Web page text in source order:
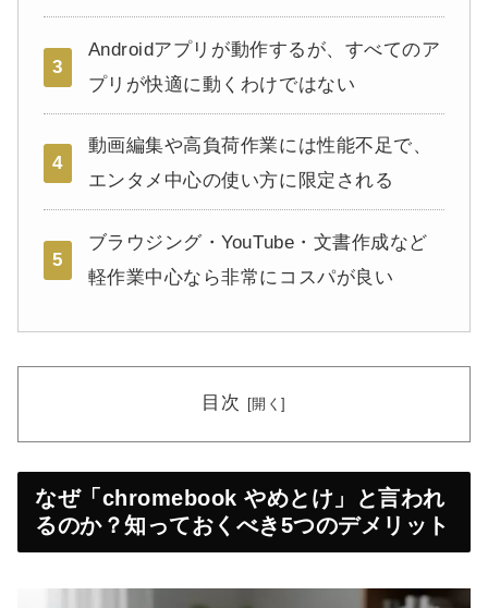
3
Androidアプリが動作するが、すべてのア
プリが快適に動くわけではない
4
動画編集や高負荷作業には性能不足で、
エンタメ中心の使い方に限定される
5
ブラウジング・YouTube・文書作成など
軽作業中心なら非常にコスパが良い
目次
なぜ「chromebook やめとけ」と言われ
るのか？知っておくべき5つのデメリット